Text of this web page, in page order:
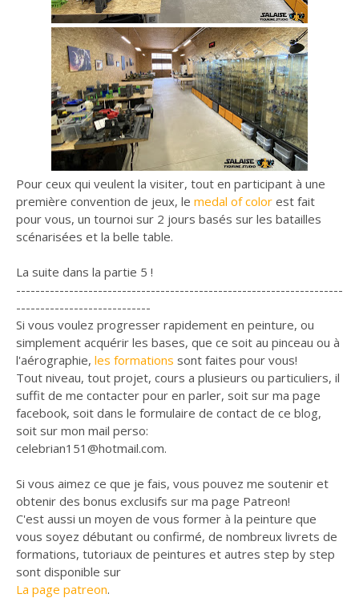
Pour ceux qui veulent la visiter, tout en participant à une
première convention de jeux, le medal of color est fait
pour vous, un tournoi sur 2 jours basés sur les batailles
scénarisées et la belle table.
La suite dans la partie 5 !
--------------------------------------------------------------------
----------------------------
Si vous voulez progresser rapidement en peinture, ou
simplement acquérir les bases, que ce soit au pinceau ou à
l'aérographie, les formations sont faites pour vous!
Tout niveau, tout projet, cours a plusieurs ou particuliers, il
suffit de me contacter pour en parler, soit sur ma page
facebook, soit dans le formulaire de contact de ce blog,
soit sur mon mail perso:
celebrian151@hotmail.com.
Si vous aimez ce que je fais, vous pouvez me soutenir et
obtenir des bonus exclusifs sur ma page Patreon!
C'est aussi un moyen de vous former à la peinture que
vous soyez débutant ou confirmé, de nombreux livrets de
formations, tutoriaux de peintures et autres step by step
sont disponible sur
La page patreon.